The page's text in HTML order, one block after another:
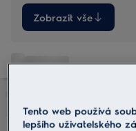
Zobrazit vše
Tento web používá
lepšího uživatelského